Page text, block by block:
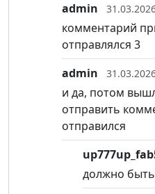
admin
комментарий
отправлялся 3
admin
и да, потом
отправить
отправился
должно